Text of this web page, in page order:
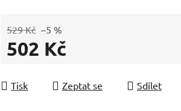
529 Kč –5 %
502 Kč
Tisk
Zeptat se Sdílet